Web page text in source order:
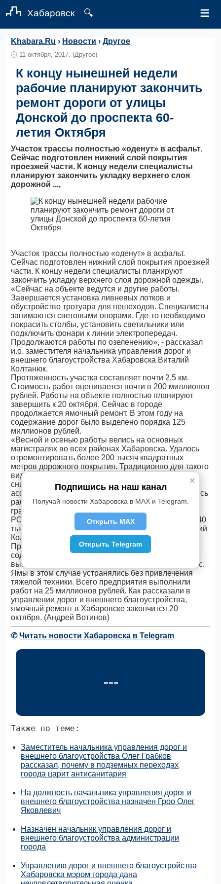
Хабаровск 🔍 ≡
Khabara.Ru › Новости ›Другое
🕛 11 октября, 2017. (Другое)
К концу нынешней недели
рабочие планируют закончить
ремонт дороги от улицы
Донской до проспекта 60-
летия Октября
Участок трассы полностью «оденут» в асфальт.
Сейчас подготовлен нижний слой покрытия
проезжей части. К концу недели специалисты
планируют закончить укладку верхнего слоя
дорожной ...,
Участок трассы полностью «оденут» в асфальт.
Сейчас подготовлен нижний слой покрытия проезжей
части. К концу недели специалисты планируют
закончить укладку верхнего слоя дорожной одежды.
«Сейчас на объекте ведутся и другие работы.
Завершается установка ливневых лотков и
обустройство тротуара для пешеходов. Специалисты
занимаются световыми опорами. Где-то необходимо
покрасить столбы, установить светильники или
подключить фонари к линии электропередач.
Продолжаются работы по озеленению», - рассказал
и.о. заместителя начальника управления дорог и
внешнего благоустройства Хабаровска Виталий
Колтанюк.
Протяженность участка составляет почти 2,5 км.
Стоимость работ оценивается почти в 200 миллионов
рублей. Работы на объекте полностью планируют
завершить к 20 октября. Сейчас в городе
продолжается ямочный ремонт. В этом году на
содержание дорог было выделено порядка 125
миллионов рублей.
«Весной и осенью работы велись на основных
магистралях во всех районах Хабаровска. Удалось
отремонтировать более 200 тысяч квадратных
метров дорожного покрытия. Традиционно для такого
вида ремонта использовались фрезы, которые
снимали участки поврежденного полотна,
асфальтоукладчики и катки. Кроме того, выполнялись
работы по заделке трещин в асфальтобетоне
гранодиоритом и битумной эмульсией машинами
РОСКО. Этим способом отремонтировано более 240
тысяч квадратных метров дорог», - сообщил Виталий
Колтанюк
Предприятия благоустройства, осуществляющие
содержание улично-дорожной сети города,
выполняли работы по «аварийному ремонту» трасс.
Ямы в этом случае устранялись без привлечения
тяжелой техники. Всего предприятия выполнили
работ на 25 миллионов рублей. Как рассказали в
управлении дорог и внешнего благоустройства,
ямочный ремонт в Хабаровске закончится 20
октября. (Андрей Вотинов)
✆Читать новости Хабаровска в Telegram
Также по теме:
Заместитель начальника управления дорог и
внешнего благоустройства Олег Грабков
рассказал, почему в подземных переходах
города царит антисанитария
На должность начальника управления дорог и
внешнего благоустройства назначен Гроо Олег
Яковлевич
Назначен начальник управления дорог и
внешнего благоустройства администрации
города
Управлению дорог и внешнего благоустройства
Хабаровска мэром города дана
✕
Подпишись на наш канал
Получай новости Хабаровска в MAX и Telegram.
Открыть MAX
Открыть Telegram